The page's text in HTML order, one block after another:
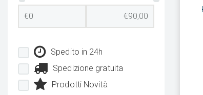
Spedito in 24h
Spedizione gratuita
Prodotti Novità